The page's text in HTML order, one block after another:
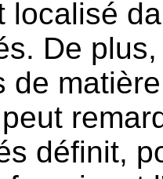
localisé
De
de
définit,